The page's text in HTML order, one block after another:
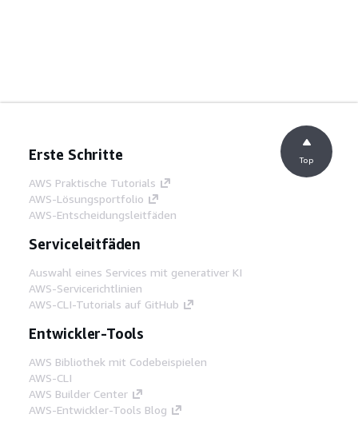
Erste Schritte
AWS Praktische Tutorials
AWS-Lösungsportfolio
AWS-Entscheidungsleitfäden
Serviceleitfäden
Auswahl eines Services mit generativer KI
AWS-Servicerichtlinien
AWS-CLI-Tutorials auf GitHub
Entwickler-Tools
AWS Bibliothek mit Codebeispielen
AWS-CLI
AWS Builder Center
AWS-Entwickler-Tools Blog
Top